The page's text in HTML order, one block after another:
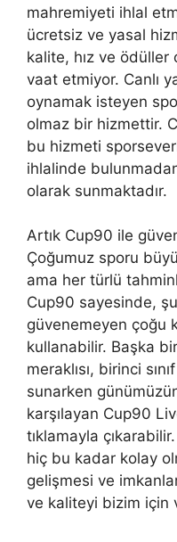
mahremiyeti ihlal
ücretsiz ve yasal
kalite, hız ve ödüller
vaat etmiyor. Canlı
oynamak isteyen
olmaz bir hizmettir.
bu hizmeti
ihlalinde
olarak sunmaktadır.
Artık Cup90 ile
Çoğumuz sporu
ama her türlü
Cup90 sayesinde,
güvenemeyen çoğu
kullanabilir. Başka
meraklısı, birinci
sunarken
karşılayan Cup90
tıklamayla
hiç bu kadar kolay
gelişmesi ve
ve kaliteyi bizim için